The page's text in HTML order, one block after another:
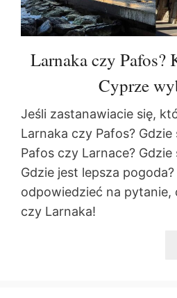
Larnaka czy Pafos?
Cyprze
Jeśli zastanawiacie się,
Larnaka czy Pafos?
Pafos czy Larnace?
Gdzie jest lepsza pogoda?
odpowiedzieć na pytanie,
czy Larnaka!